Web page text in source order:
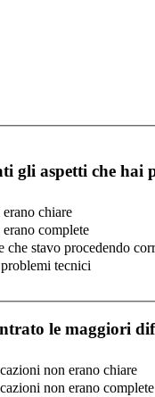
gli aspetti che hai
chiare
complete
che stavo procedendo
tecnici
le maggiori
non erano chiare
non erano complete